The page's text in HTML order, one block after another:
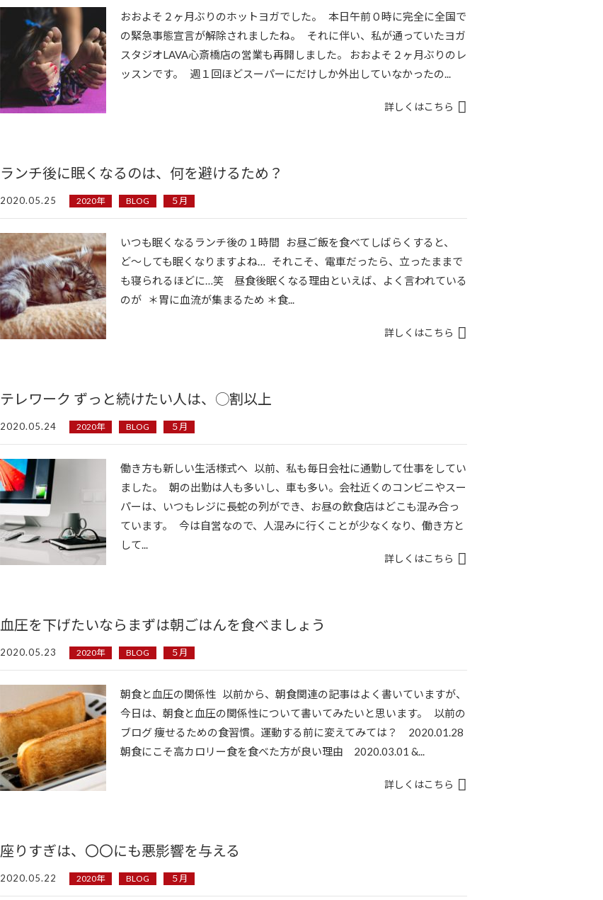
おおよそ２ヶ月ぶりのホットヨガでした。 本日午前０時に完全に全国で
の緊急事態宣言が解除されましたね。 それに伴い、私が通っていたヨガ
スタジオLAVA心斎橋店の営業も再開しました。 おおよそ２ヶ月ぶりのレ
ッスンです。 週１回ほどスーパーにだけしか外出していなかったの...
詳しくはこちら
ランチ後に眠くなるのは、何を避けるため？
2020.05.25 2020年 BLOG ５月
いつも眠くなるランチ後の１時間 お昼ご飯を食べてしばらくすると、
ど〜しても眠くなりますよね… それこそ、電車だったら、立ったままで
も寝られるほどに…笑 昼食後眠くなる理由といえば、よく言われている
のが ＊胃に血流が集まるため ＊食...
詳しくはこちら
テレワーク ずっと続けたい人は、◯割以上
2020.05.24 2020年 BLOG ５月
働き方も新しい生活様式へ 以前、私も毎日会社に通勤して仕事をしてい
ました。 朝の出勤は人も多いし、車も多い。会社近くのコンビニやスー
パーは、いつもレジに長蛇の列ができ、お昼の飲食店はどこも混み合っ
ています。 今は自営なので、人混みに行くことが少なくなり、働き方と
して...
詳しくはこちら
血圧を下げたいならまずは朝ごはんを食べましょう
2020.05.23 2020年 BLOG ５月
朝食と血圧の関係性 以前から、朝食関連の記事はよく書いていますが、
今日は、朝食と血圧の関係性について書いてみたいと思います。 以前の
ブログ 痩せるための食習慣。運動する前に変えてみては？ 2020.01.28
朝食にこそ高カロリー食を食べた方が良い理由 2020.03.01 &...
詳しくはこちら
座りすぎは、〇〇にも悪影響を与える
2020.05.22 2020年 BLOG ５月